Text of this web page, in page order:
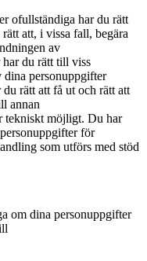
ofullständiga har du rätt
att, i vissa fall, begära
av
har du rätt till viss
dina personuppgifter
rätt att få ut och rätt att
annan
tekniskt möjligt. Du har
för
som utförs med stöd
om dina personuppgifter